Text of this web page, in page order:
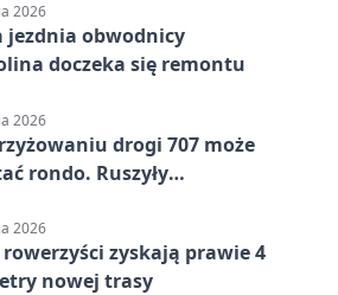
2026
jezdnia obwodnicy
doczeka się remontu
2026
drogi 707 może
rondo. Ruszyły
2026
rowerzyści zyskają prawie 4
nowej trasy